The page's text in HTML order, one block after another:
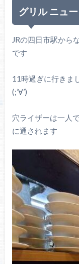
グリル ニュ
JRの四日市駅から
です
11時過ぎに行きま
(;’∀’)
穴ライザーは一人
に通されます